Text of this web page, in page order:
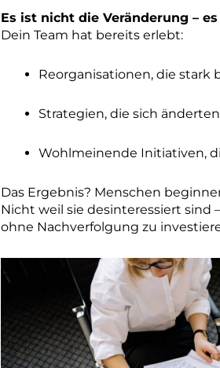
Es ist nicht die Veränderung –
Dein Team hat bereits erlebt:
Reorganisationen, die stark
Strategien, die sich
Wohlmeinende Initiativen,
Das Ergebnis? Menschen
Nicht weil sie desinteressiert sind
ohne Nachverfolgung zu